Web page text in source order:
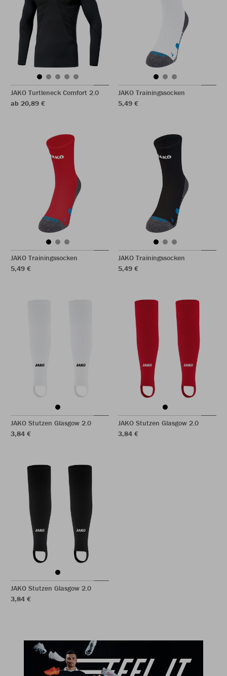
JAKO Turtleneck Comfort 2.0
ab 20,89 €
JAKO Trainingssocken
5,49 €
JAKO Trainingssocken
5,49 €
JAKO Trainingssocken
5,49 €
JAKO Stutzen Glasgow 2.0
3,84 €
JAKO Stutzen Glasgow 2.0
3,84 €
JAKO Stutzen Glasgow 2.0
3,84 €